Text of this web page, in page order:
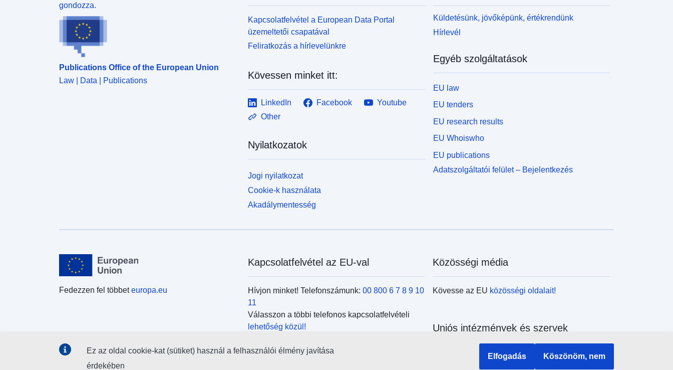
gondozza.
Publications Office of the European Union
Law | Data | Publications
Kapcsolatfelvétel a European Data Portal
üzemeltetői csapatával
Feliratkozás a hírlevelünkre
Kövessen minket itt:
LinkedIn Facebook
Youtube
Other
Nyilatkozatok
Jogi nyilatkozat
Cookie-k használata
Akadálymentesség
Küldetésünk, jövőképünk, értékrendünk
Hírlevél
Egyéb szolgáltatások
EU law
EU tenders
EU research results
EU Whoiswho
EU publications
Adatszolgáltatói felület – Bejelentkezés
Fedezzen fel többeteuropa.eu
Kapcsolatfelvétel az EU-val
Hívjon minket! Telefonszámunk: 00 800 6 7 8 9 10
11
Válasszon a többi telefonos kapcsolatfelvételi
lehetőség közül!
kitöltésével!
Közösségi média
Kövesse az EU közösségi oldalait!
Uniós intézmények és szervek
Keresés az uniós intézmények és szervek
Ez az oldal cookie-kat (sütiket) használ a felhasználói élmény javítása
érdekében
Elfogadás Köszönöm, nem